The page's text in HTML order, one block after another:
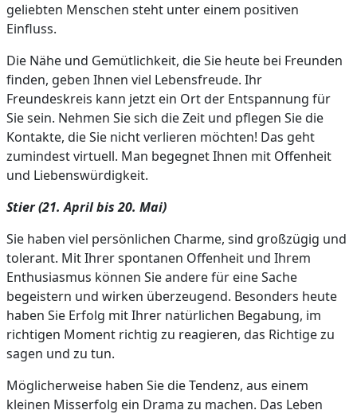
geliebten Menschen steht unter einem positiven
Einfluss.
Die Nähe und Gemütlichkeit, die Sie heute bei Freunden
finden, geben Ihnen viel Lebensfreude. Ihr
Freundeskreis kann jetzt ein Ort der Entspannung für
Sie sein. Nehmen Sie sich die Zeit und pflegen Sie die
Kontakte, die Sie nicht verlieren möchten! Das geht
zumindest virtuell. Man begegnet Ihnen mit Offenheit
und Liebenswürdigkeit.
Stier (21. April bis 20. Mai)
Sie haben viel persönlichen Charme, sind großzügig und
tolerant. Mit Ihrer spontanen Offenheit und Ihrem
Enthusiasmus können Sie andere für eine Sache
begeistern und wirken überzeugend. Besonders heute
haben Sie Erfolg mit Ihrer natürlichen Begabung, im
richtigen Moment richtig zu reagieren, das Richtige zu
sagen und zu tun.
Möglicherweise haben Sie die Tendenz, aus einem
kleinen Misserfolg ein Drama zu machen. Das Leben